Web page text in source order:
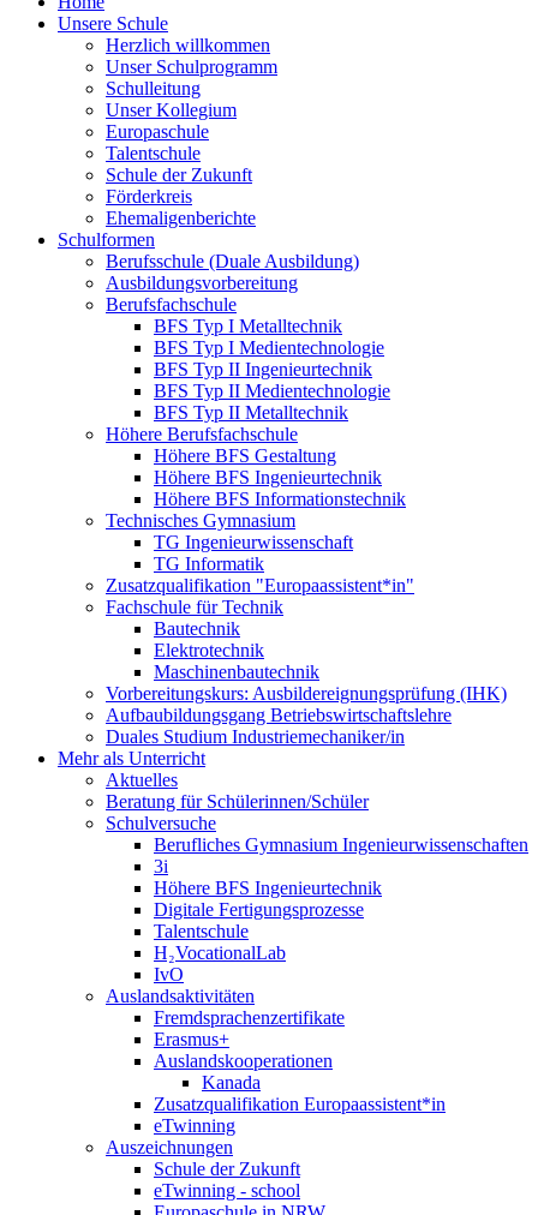
Unsere Schule
Herzlich willkommen
Unser Schulprogramm
Schulleitung
Unser Kollegium
Europaschule
Talentschule
Schule der Zukunft
Förderkreis
Ehemaligenberichte
Schulformen
Berufsschule (Duale Ausbildung)
Ausbildungsvorbereitung
Berufsfachschule
BFS Typ I Metalltechnik
BFS Typ I Medientechnologie
BFS Typ II Ingenieurtechnik
BFS Typ II Medientechnologie
BFS Typ II Metalltechnik
Höhere Berufsfachschule
Höhere BFS Gestaltung
Höhere BFS Ingenieurtechnik
Höhere BFS Informationstechnik
Technisches Gymnasium
TG Ingenieurwissenschaft
TG Informatik
Zusatzqualifikation "Europaassistent*in"
Fachschule für Technik
Bautechnik
Elektrotechnik
Maschinenbautechnik
Vorbereitungskurs: Ausbildereignungsprüfung (IHK)
Aufbaubildungsgang Betriebswirtschaftslehre
Duales Studium Industriemechaniker/in
Mehr als Unterricht
Aktuelles
Beratung für Schülerinnen/Schüler
Schulversuche
Berufliches Gymnasium Ingenieurwissenschaften
3i
Höhere BFS Ingenieurtechnik
Digitale Fertigungsprozesse
Talentschule
H₂VocationalLab
IvO
Auslandsaktivitäten
Fremdsprachenzertifikate
Erasmus+
Auslandskooperationen
Kanada
Zusatzqualifikation Europaassistent*in
eTwinning
Auszeichnungen
Schule der Zukunft
eTwinning - school